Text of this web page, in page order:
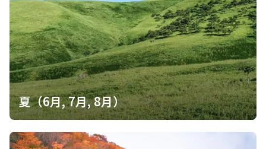
夏（6月, 7月, 8月）